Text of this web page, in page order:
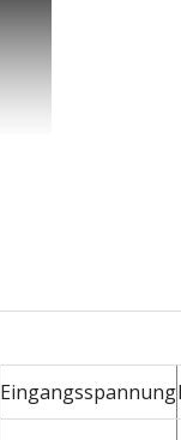
Eingangsspannung